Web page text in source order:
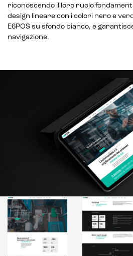
Intelligenza Artificiale
Metaverso
IoT (Internet of Things)
riconoscendo il loro ruolo
design lineare con i colori nero e
E6POS su sfondo bianco, e
navigazione.